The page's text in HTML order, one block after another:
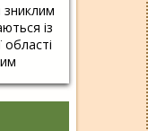
із
області